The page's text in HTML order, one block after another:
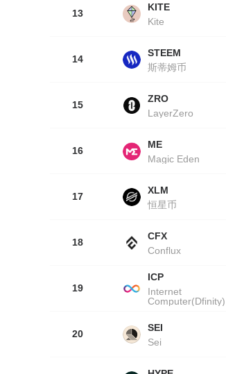
13
KITE
Kite
14
STEEM
斯蒂姆币
15
ZRO
LayerZero
16
ME
Magic Eden
17
XLM
恒星币
18
CFX
Conflux
19
ICP
Internet
Computer(Dfinity)
20
SEI
Sei